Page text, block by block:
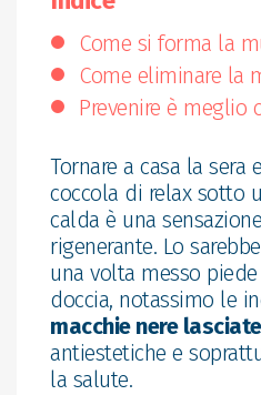
Come si forma la
Come eliminare la
Prevenire è meglio
Tornare a casa la sera
coccola di relax sotto
calda è una
rigenerante. Lo
una volta messo
doccia, notassimo le
macchie nere
antiestetiche e
la salute.